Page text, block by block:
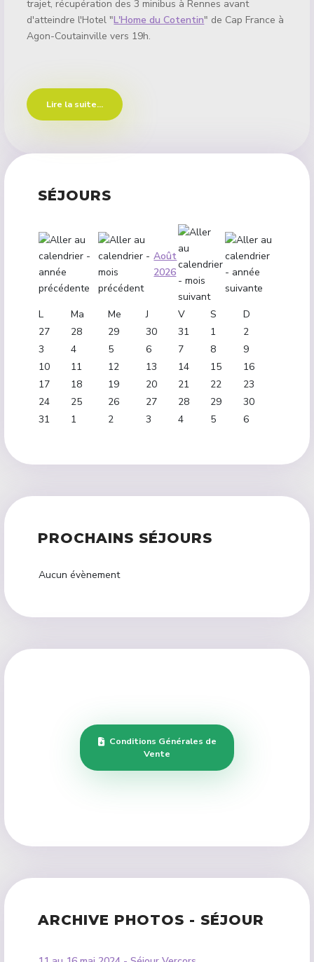
trajet, récupération des 3 minibus à Rennes avant
d'atteindre l'Hotel "L'Home du Cotentin" de Cap France à
Agon-Coutainville vers 19h.
Lire la suite...
SÉJOURS
Août
2026
L Ma Me J V S
D
27
28 29 30 31 1
2
3
4 5 6 7 8
9
10
11 12 13 14 15
16
17
18 19 20 21 22
23
24
25 26 27 28 29
30
31
1 2 3 4 5 6
PROCHAINS SÉJOURS
Aucun évènement
Conditions Générales de
Vente
ARCHIVE PHOTOS - SÉJOUR